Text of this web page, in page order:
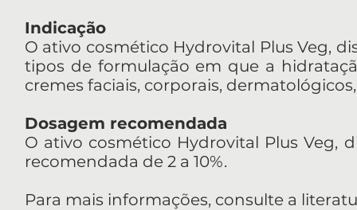
Indicação
O ativo cosmético Hydrovital Plus Veg,
tipos de formulação em que a
cremes faciais, corporais,
Dosagem recomendada
O ativo cosmético Hydrovital Plus Veg,
recomendada de 2 a 10%.
Para mais informações, consulte a